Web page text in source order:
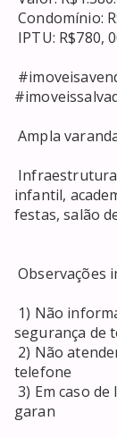
Condomínio: R$930, 00
Ampla varanda Gourmet com linda vista.
infantil,
festas, salão
Observações importantes sobre este imóvel:
segurança de
telefone
3) Em caso de locação, se estiver aqui anunciada, a
garan